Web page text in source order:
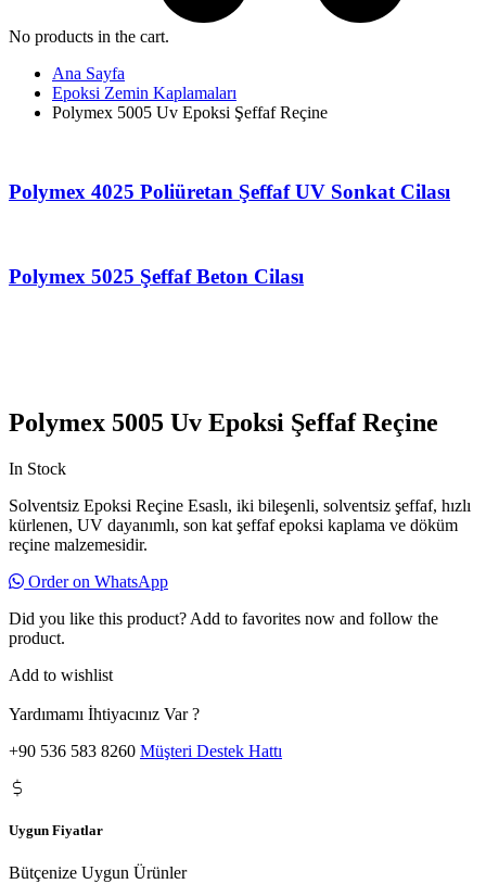
No products in the cart.
Ana Sayfa
Epoksi Zemin Kaplamaları
Polymex 5005 Uv Epoksi Şeffaf Reçine
Polymex 4025 Poliüretan Şeffaf UV Sonkat Cilası
Polymex 5025 Şeffaf Beton Cilası
Polymex 5005 Uv Epoksi Şeffaf Reçine
In Stock
Solventsiz Epoksi Reçine Esaslı, iki bileşenli, solventsiz şeffaf, hızlı
kürlenen, UV dayanımlı, son kat şeffaf epoksi kaplama ve döküm
reçine malzemesidir.
Order on WhatsApp
Did you like this product? Add to favorites now and follow the
product.
Add to wishlist
Yardımamı İhtiyacınız Var ?
+90 536 583 8260 Müşteri Destek Hattı
Uygun Fiyatlar
Bütçenize Uygun Ürünler